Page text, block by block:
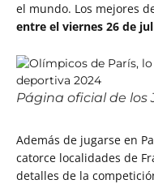
el mundo. Los mejores
entre el viernes 26 de
Página oficial de los
Además de jugarse en
catorce localidades de
detalles de la